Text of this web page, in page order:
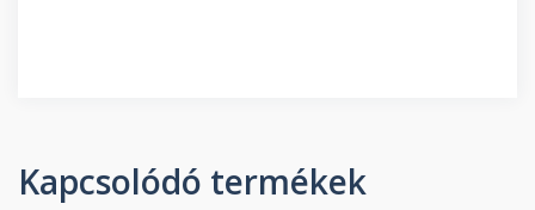
Kapcsolódó termékek